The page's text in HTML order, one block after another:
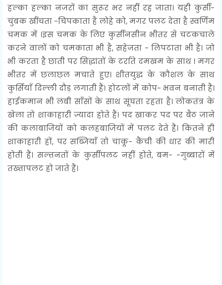
हल्का हल्का नजरों का सुरूर भर नहीं रह जाता। यही कुर्सी-
चुंबक खींचता -चिपकाता है लोहे को, मगर पलट देता है स्वर्णिम
चमक में ।इस चमक के लिए कुर्सीनसीन भीतर से चटकचाले
करने वालों को चमकाता भी है, सहेजता - लिपटाता भी है। जो
भी करता है छाती पर सिद्धांतों के टर्राते दमखम के साथ । मगर
भीतर में छलाछल मचाते हुए। शीतयुद्ध के कौशल के साथ
कुर्सियाँ दिल्ली दौड़ लगाती हैं। होटलों में कोप- भवन बनाती हैं।
हाईकमान भी लंबी साँसों के साथ सूंघता रहता है। लोकतंत्र के
खेला तो शाकाहारी ज्यादा होते हैं। पद खाकर पद पर बैठ जाने
की कलाबाजियों को कलहबाजियों में पलट देते हैं। कितने ही
शाकाहारी हों, पर सब्जियाँ तो चाकू- कैंची की धार की मारी
होती हैं। सल्तनतों के कुर्सीपलट नहीं होते, बम- -गुब्बारों में
तख्तापलट हो जाते हैं।